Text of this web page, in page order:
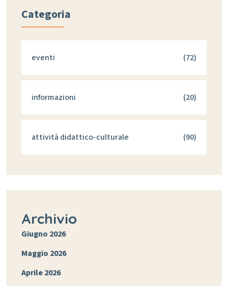
Categoria
eventi (72)
informazioni (20)
attività didattico-culturale (90)
Archivio
Giugno 2026
Maggio 2026
Aprile 2026